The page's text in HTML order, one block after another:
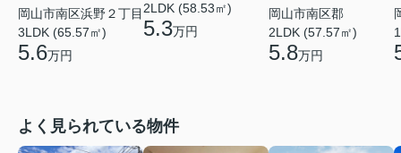
岡山市南区浜野２丁目
3LDK (65.57㎡)
5.6万円
2LDK (58.53㎡)
5.3万円
岡山市南区郡
2LDK (57.57㎡)
5.8万円
よく見られている物件